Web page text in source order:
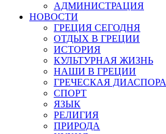
АДМИНИСТРАЦИЯ
НОВОСТИ
ГРЕЦИЯ СЕГОДНЯ
ОТДЫХ В ГРЕЦИИ
ИСТОРИЯ
КУЛЬТУРНАЯ ЖИЗНЬ
НАШИ В ГРЕЦИИ
ГРЕЧЕСКАЯ ДИАСПОРА
СПОРТ
ЯЗЫК
РЕЛИГИЯ
ПРИРОДА